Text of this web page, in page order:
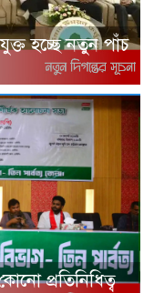
যুক্ত হচ্ছে নতুন পাঁচ
প্রতিনিধিত্ব